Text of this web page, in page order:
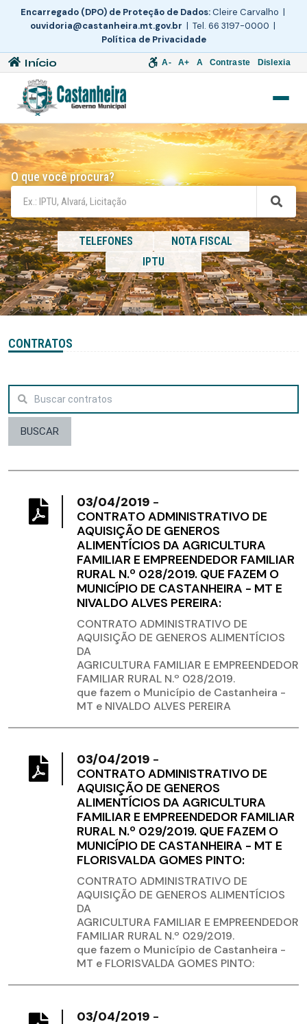
Encarregado (DPO) de Proteção de Dados:Cleire Carvalho |
ouvidoria@castanheira.mt.gov.br | Tel. 66 3197-0000 |
Política de Privacidade
Início A- A+ A Contraste Dislexia
O que você procura?
TELEFONES
NOTA FISCAL
IPTU
CONTRATOS
BUSCAR
03/04/2019 -
CONTRATO ADMINISTRATIVO DE
AQUISIÇÃO DE GENEROS
ALIMENTÍCIOS DA AGRICULTURA
FAMILIAR E EMPREENDEDOR FAMILIAR
RURAL N.º 028/2019. QUE FAZEM O
MUNICÍPIO DE CASTANHEIRA - MT E
NIVALDO ALVES PEREIRA:
CONTRATO ADMINISTRATIVO DE
AQUISIÇÃO DE GENEROS ALIMENTÍCIOS
DA
AGRICULTURA FAMILIAR E EMPREENDEDOR
FAMILIAR RURAL N.º 028/2019.
que fazem o Município de Castanheira -
MT e NIVALDO ALVES PEREIRA
03/04/2019 -
CONTRATO ADMINISTRATIVO DE
AQUISIÇÃO DE GENEROS
ALIMENTÍCIOS DA AGRICULTURA
FAMILIAR E EMPREENDEDOR FAMILIAR
RURAL N.º 029/2019. QUE FAZEM O
MUNICÍPIO DE CASTANHEIRA - MT E
FLORISVALDA GOMES PINTO:
CONTRATO ADMINISTRATIVO DE
AQUISIÇÃO DE GENEROS ALIMENTÍCIOS
DA
AGRICULTURA FAMILIAR E EMPREENDEDOR
FAMILIAR RURAL N.º 029/2019.
que fazem o Município de Castanheira -
MT e FLORISVALDA GOMES PINTO:
03/04/2019 -